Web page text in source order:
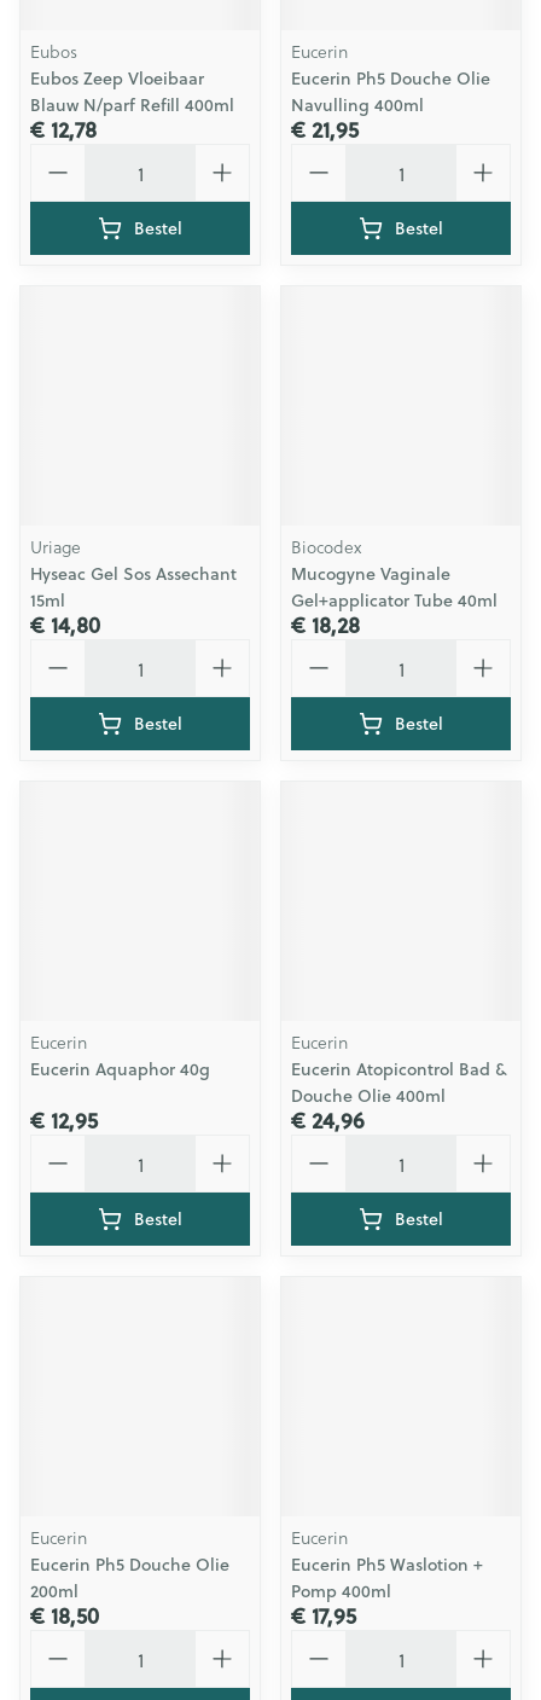
Eubos
Eubos Zeep Vloeibaar
Blauw N/parf Refill 400ml
€ 12,78
Bestel
Eucerin
Eucerin Ph5 Douche Olie
Navulling 400ml
€ 21,95
Bestel
Uriage
Hyseac Gel Sos Assechant
15ml
€ 14,80
Bestel
Biocodex
Mucogyne Vaginale
Gel+applicator Tube 40ml
€ 18,28
Bestel
Eucerin
Eucerin Aquaphor 40g
€ 12,95
Bestel
Eucerin
Eucerin Atopicontrol Bad &
Douche Olie 400ml
€ 24,96
Bestel
Eucerin
Eucerin Ph5 Douche Olie
200ml
€ 18,50
Eucerin
Eucerin Ph5 Waslotion +
Pomp 400ml
€ 17,95